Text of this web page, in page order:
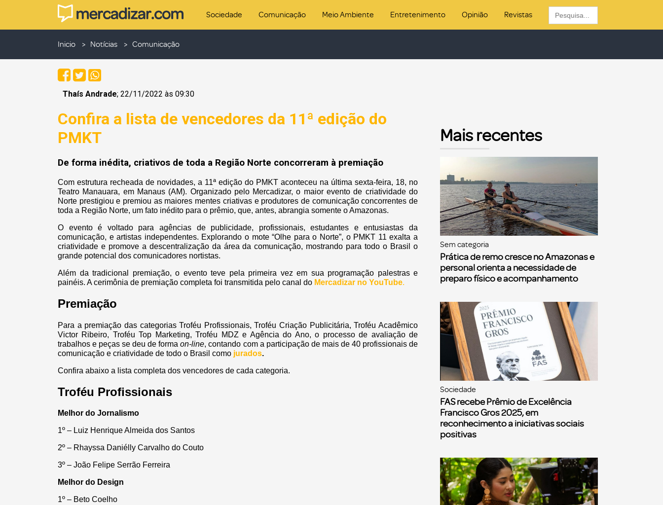
Sociedade Comunicação Meio Ambiente Entretenimento Opinião Revistas
Search
for:
Inicio Notícias Comunicação
Thaís Andrade; 22/11/2022 às 09:30
Confira a lista de vencedores da 11ª edição do
PMKT
De forma inédita, criativos de toda a Região Norte concorreram à premiação
Com estrutura recheada de novidades, a 11ª edição do PMKT aconteceu na última sexta-feira, 18, no
Teatro Manauara, em Manaus (AM). Organizado pelo Mercadizar, o maior evento de criatividade do
Norte prestigiou e premiou as maiores mentes criativas e produtores de comunicação concorrentes de
toda a Região Norte, um fato inédito para o prêmio, que, antes, abrangia somente o Amazonas.
O evento é voltado para agências de publicidade, profissionais, estudantes e entusiastas da
comunicação, e artistas independentes. Explorando o mote “Olhe para o Norte”, o PMKT 11 exalta a
criatividade e promove a descentralização da área da comunicação, mostrando para todo o Brasil o
grande potencial dos comunicadores nortistas.
Além da tradicional premiação, o evento teve pela primeira vez em sua programação palestras e
painéis. A cerimônia de premiação completa foi transmitida pelo canal do Mercadizar no YouTube.
Premiação
Para a premiação das categorias Troféu Profissionais, Troféu Criação Publicitária, Troféu Acadêmico
Victor Ribeiro, Troféu Top Marketing, Troféu MDZ e Agência do Ano, o processo de avaliação de
trabalhos e peças se deu de formaon-line, contando com a participação de mais de 40 profissionais de
comunicação e criatividade de todo o Brasil como jurados.
Confira abaixo a lista completa dos vencedores de cada categoria.
Troféu Profissionais
Melhor do Jornalismo
1º – Luiz Henrique Almeida dos Santos
2º – Rhayssa Daniélly Carvalho do Couto
3º – João Felipe Serrão Ferreira
Melhor do Design
1º – Beto Coelho
Mais recentes
Sem categoria
Prática de remo cresce no Amazonas e
personal orienta a necessidade de
preparo físico e acompanhamento
Sociedade
FAS recebe Prêmio de Excelência
Francisco Gros 2025, em
reconhecimento a iniciativas sociais
positivas